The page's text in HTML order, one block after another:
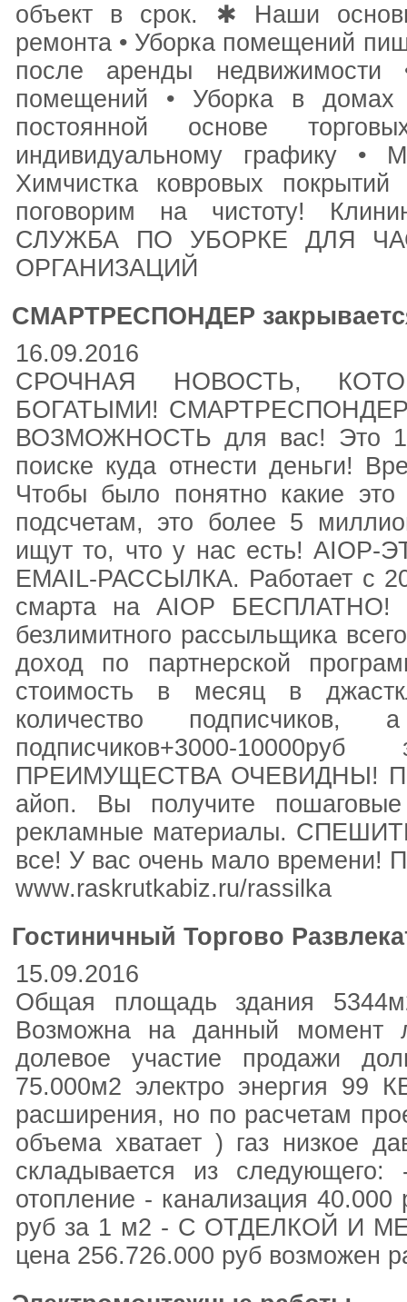
объект в срок. ✱ Наши
ремонта • Уборка помещений
после аренды
помещений • Уборка в домах
постоянной основе
индивидуальному графику •
Химчистка ковровых
поговорим на чистоту!
СЛУЖБА ПО УБОРКЕ ДЛЯ
ОРГАНИЗАЦИЙ
СМАРТРЕСПОНДЕР
16.09.2016
СРОЧНАЯ НОВОСТЬ,
БОГАТЫМИ! СМАРТРЕСПОНДЕР
ВОЗМОЖНОСТЬ для вас! Это
поиске куда отнести деньги!
Чтобы было понятно какие
подсчетам, это более 5
ищут то, что у нас есть!
EMAIL-РАССЫЛКА. Работает с
смарта на AIOP БЕСПЛАТНО!
безлимитного рассыльщика
доход по партнерской
стоимость в месяц в
количество
подписчиков+3000-
ПРЕИМУЩЕСТВА ОЧЕВИДНЫ!
айоп. Вы получите
рекламные материалы.
все! У вас очень мало
www.raskrutkabiz.ru/rassilka
Гостиничный Торгово
15.09.2016
Общая площадь здания
Возможна на данный момент
долевое участие продажи
75.000м2 электро энергия 99
расширения, но по расчетам
объема хватает ) газ низкое
складывается из
отопление - канализация
руб за 1 м2 - С ОТДЕЛКОЙ И
цена 256.726.000 руб возможен